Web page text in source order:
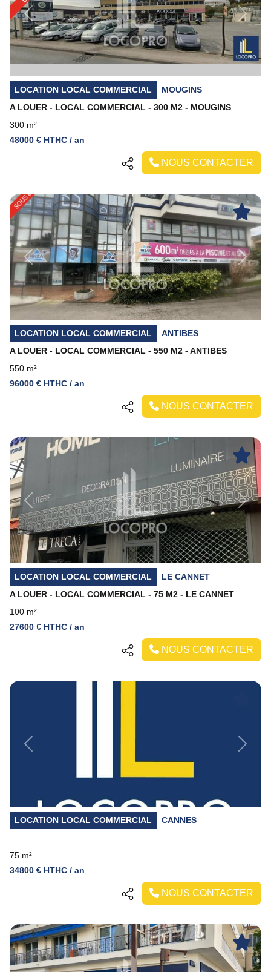
Previous Next
LOCATION LOCAL COMMERCIAL
MOUGINS
A LOUER - LOCAL COMMERCIAL - 300 M2 - MOUGINS
300 m²
48000 € HTHC / an
NOUS CONTACTER
Previous Next
LOCATION LOCAL COMMERCIAL
ANTIBES
A LOUER - LOCAL COMMERCIAL - 550 M2 - ANTIBES
550 m²
96000 € HTHC / an
NOUS CONTACTER
Previous Next
LOCATION LOCAL COMMERCIAL
LE CANNET
A LOUER - LOCAL COMMERCIAL - 75 M2 - LE CANNET
100 m²
27600 € HTHC / an
NOUS CONTACTER
Previous Next
LOCATION LOCAL COMMERCIAL CANNES
75 m²
34800 € HTHC / an
NOUS CONTACTER